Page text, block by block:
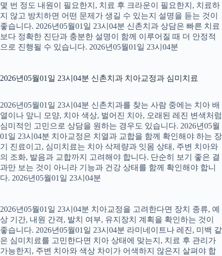
몇 번 정도 내원이 필요한지, 치료 후 크라운이 필요한지, 치료하
지 않고 방치하면 어떤 문제가 생길 수 있는지 설명을 듣는 것이
좋습니다. 2026년05월01일 23시04분 신촌치과 상담은 빠른 치료
보다 정확한 진단과 충분한 설명이 함께 이루어질 때 더 안정적
으로 진행될 수 있습니다. 2026년05월01일 23시04분
2026년05월01일 23시04분 신촌치과 치아교정과 심미치료
2026년05월01일 23시04분 신촌치과를 찾는 사람 중에는 치아 배
열이나 앞니 모양, 치아 색상, 벌어진 치아, 오래된 레진 변색처럼
심미적인 고민으로 상담을 원하는 경우도 있습니다. 2026년05월
01일 23시04분 치아교정은 치열과 교합을 함께 확인해야 하는 장
기 진료이고, 심미치료는 치아 삭제량과 잇몸 상태, 주변 치아와
의 조화, 발음과 교합까지 고려해야 합니다. 단순히 보기 좋은 결
과만 보는 것이 아니라 기능과 건강 상태를 함께 확인해야 합니
다. 2026년05월01일 23시04분
2026년05월01일 23시04분 치아교정을 고려한다면 장치 종류, 예
상 기간, 내원 간격, 발치 여부, 유지장치 계획을 확인하는 것이
좋습니다. 2026년05월01일 23시04분 라미네이트나 레진, 미백 같
은 심미치료를 고민한다면 치아 상태에 맞는지, 치료 후 관리가
가능한지, 주변 치아와 색상 차이가 어색하지 않은지 살펴야 합